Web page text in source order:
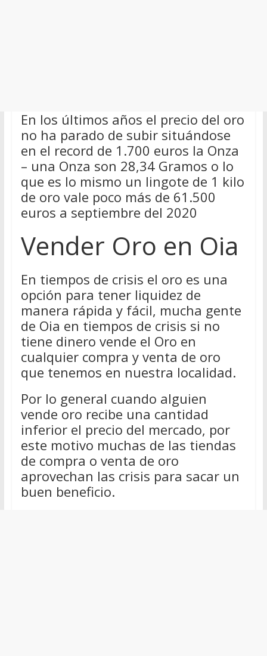
En los últimos años el precio del oro
no ha parado de subir situándose
en el record de 1.700 euros la Onza
– una Onza son 28,34 Gramos o lo
que es lo mismo un lingote de 1 kilo
de oro vale poco más de 61.500
euros a septiembre del 2020
Vender Oro en Oia
En tiempos de crisis el oro es una
opción para tener liquidez de
manera rápida y fácil, mucha gente
de Oia en tiempos de crisis si no
tiene dinero vende el Oro en
cualquier compra y venta de oro
que tenemos en nuestra localidad.
Por lo general cuando alguien
vende oro recibe una cantidad
inferior el precio del mercado, por
este motivo muchas de las tiendas
de compra o venta de oro
aprovechan las crisis para sacar un
buen beneficio.